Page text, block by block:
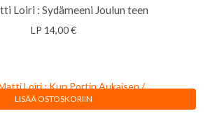
Loiri : Sydämeeni Joulun teen
LP 14,00€
LISÄÄ OSTOSKORIIN